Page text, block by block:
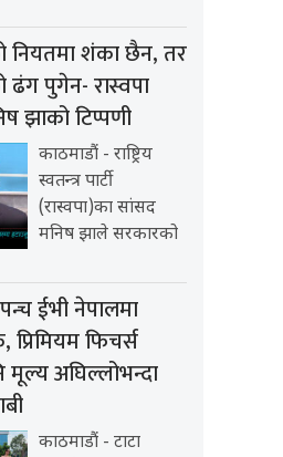
नियतमा शंका छैन, तर
ढंग पुगेन- रास्वपा
झाको टिप्पणी
काठमाडौं - राष्ट्रिय
स्वतन्त्र पार्टी
(रास्वपा)का सांसद
मनिष झाले सरकारको
ईभी नेपालमा
प्रिमियम फिचर्स
मूल्य अघिल्लोभन्दा
काठमाडौं - टाटा